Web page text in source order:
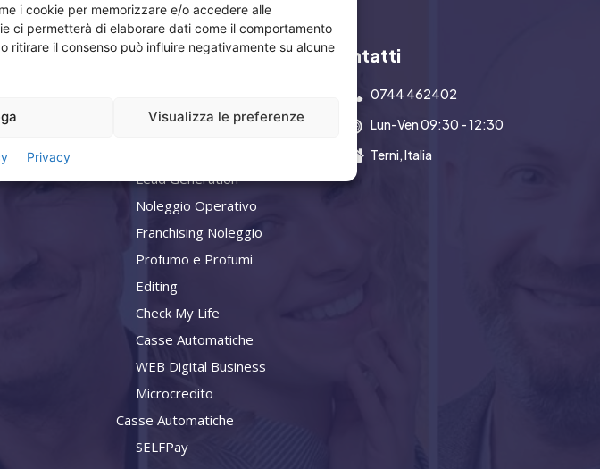
i cookie per memorizzare e/o accedere alle
ci permetterà di elaborare dati come il comportamento
ritirare il consenso può influire negativamente su alcune
Visualizza le preferenze
Privacy
Company
Attività
Lead Generation
Noleggio Operativo
Franchising Noleggio
Profumo e Profumi
Editing
Check My Life
Casse Automatiche
WEB Digital Business
Microcredito
Casse Automatiche
SELFPay
Contatti
0744 462402
Lun-Ven 09:30 - 12:30
Terni, Italia